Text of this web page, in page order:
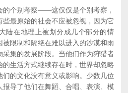
个别考察――这仅仅是个别考察，
最原始的社会不应被忽视，因为它
陆在地理上被划分成几个部分的情
限制和隔绝在难以进入的沙漠和雨
集的发展阶段。当他们作为狩猎者
生活方式继续存在时，世界却忽略
的文化没有意义或影响。少数几位
导了他们在舞蹈、合唱、表演、模